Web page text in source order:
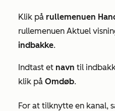
Klik på rullemenuen
rullemenuen Aktuel
indbakke.
Indtast et navn til
klik på Omdøb.
For at tilknytte en kanal,